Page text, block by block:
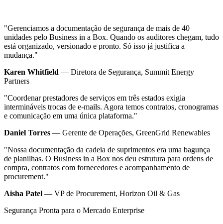
"Gerenciamos a documentação de segurança de mais de 40
unidades pelo Business in a Box. Quando os auditores chegam, tudo
está organizado, versionado e pronto. Só isso já justifica a
mudança."
Karen Whitfield — Diretora de Segurança, Summit Energy
Partners
"Coordenar prestadores de serviços em três estados exigia
intermináveis trocas de e-mails. Agora temos contratos, cronogramas
e comunicação em uma única plataforma."
Daniel Torres — Gerente de Operações, GreenGrid Renewables
"Nossa documentação da cadeia de suprimentos era uma bagunça
de planilhas. O Business in a Box nos deu estrutura para ordens de
compra, contratos com fornecedores e acompanhamento de
procurement."
Aisha Patel — VP de Procurement, Horizon Oil & Gas
Segurança Pronta para o Mercado Enterprise